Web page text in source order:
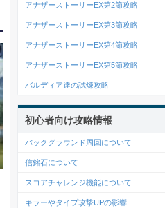
アナザーストーリーEX第2節攻略
アナザーストーリーEX第3節攻略
アナザーストーリーEX第4節攻略
アナザーストーリーEX第5節攻略
バルディア達の試煉攻略
初心者向け攻略情報
バックグラウンド周回について
信銘石について
スコアチャレンジ機能について
キラーやタイプ攻撃UPの影響